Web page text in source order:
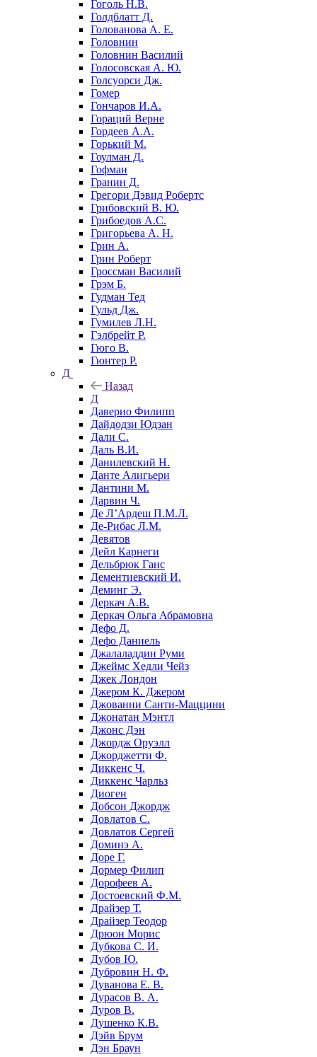
Гоголь Н.В.
Голдблатт Д.
Голованова А. Е.
Головнин
Головнин Василий
Голосовская А. Ю.
Голсуорси Дж.
Гомер
Гончаров И.А.
Гораций Верне
Гордеев А.А.
Горький М.
Гоулман Д.
Гофман
Гранин Д.
Грегори Дэвид Робертс
Грибовский В. Ю.
Грибоедов А.С.
Григорьева А. Н.
Грин А.
Грин Роберт
Гроссман Василий
Грэм Б.
Гудман Тед
Гульд Дж.
Гумилев Л.Н.
Гэлбрейт Р.
Гюго В.
Гюнтер Р.
Д
Назад
Д
Даверио Филипп
Дайдодзи Юдзан
Дали С.
Даль В.И.
Данилевский Н.
Данте Алигьери
Дантини М.
Дарвин Ч.
Де Л’Ардеш П.М.Л.
Де-Рибас Л.М.
Девятов
Дейл Карнеги
Дельбрюк Ганс
Дементиевский И.
Деминг Э.
Деркач А.В.
Деркач Ольга Абрамовна
Дефо Д.
Дефо Даниель
Джалаладдин Руми
Джеймс Хедли Чейз
Джек Лондон
Джером К. Джером
Джованни Санти-Маццини
Джонатан Мэнтл
Джонс Дэн
Джордж Оруэлл
Джорджетти Ф.
Диккенс Ч.
Диккенс Чарльз
Диоген
Добсон Джордж
Довлатов С.
Довлатов Сергей
Доминэ А.
Доре Г.
Дормер Филип
Дорофеев А.
Достоевский Ф.М.
Драйзер Т.
Драйзер Теодор
Дрюон Морис
Дубкова С. И.
Дубов Ю.
Дубровин Н. Ф.
Дуванова Е. В.
Дурасов В. А.
Дуров В.
Душенко К.В.
Дэйв Брум
Дэн Браун